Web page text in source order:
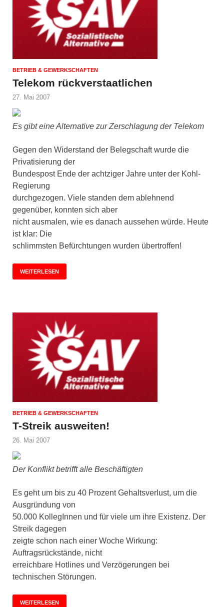
BETRIEB & GEWERKSCHAFTEN
Telekom rückverstaatlichen
27. Mai 2007
Es gibt eine Alternative zur Zerschlagung der Telekom
Gegen den Widerstand der Belegschaft wurde die
Privatisierung der
Bundespost Ende der achtziger Jahre unter der Kohl-
Regierung
durchgezogen. Viele standen dem ablehnend
gegenüber, konnten sich aber
nicht ausmalen, wie es danach aussehen würde. Heute
ist klar: Die
schlimmsten Befürchtungen wurden übertroffen!
WEITERLESEN
BETRIEB & GEWERKSCHAFTEN
T-Streik ausweiten!
26. Mai 2007
Der Konflikt betrifft alle Beschäftigten
Es geht um bis zu 40 Prozent Gehaltsverlust, um die
Ausgründung von
50.000 KollegInnen und für viele um ihre Existenz. Der
Streik dagegen
zeigte schon nach einer Woche Wirkung:
Auftragsrückstände, nicht
erreichbare Hotlines und Verzögerungen bei
technischen Störungen.
WEITERLESEN